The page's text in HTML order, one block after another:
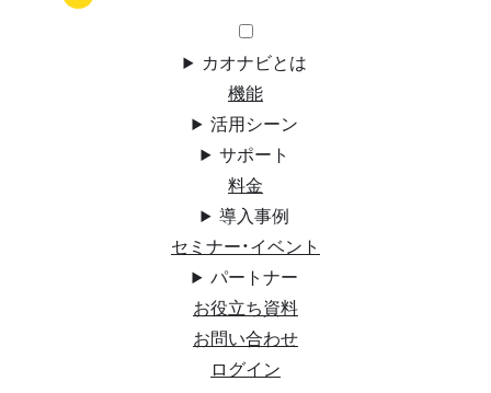
カオナビとは
機能
活用シーン
サポート
料金
導入事例
セミナー・イベント
パートナー
お役立ち資料
お問い合わせ
ログイン